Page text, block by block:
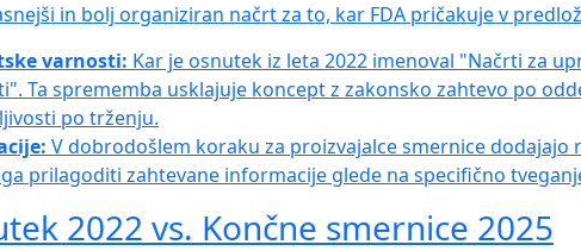
in bolj organiziran načrt za to, kar FDA pričakuje v
varnosti: Kar je osnutek iz leta 2022 imenoval "Načrti za
Ta sprememba usklajuje koncept z zakonsko zahtevo po
po trženju.
V dobrodošlem koraku za proizvajalce smernice
prilagoditi zahtevane informacije glede na specifično
2022 vs. Končne smernice 2025